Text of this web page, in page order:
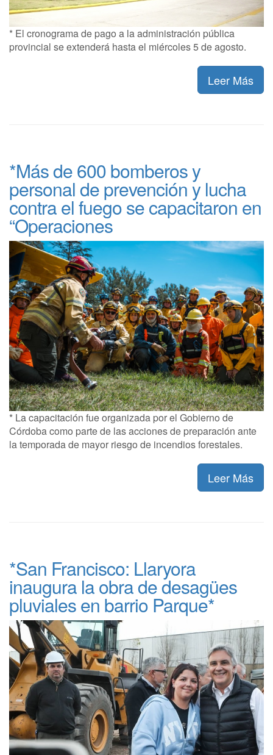
* El cronograma de pago a la administración pública
provincial se extenderá hasta el miércoles 5 de agosto.
Leer Más
*Más de 600 bomberos y
personal de prevención y lucha
contra el fuego se capacitaron en
“Operaciones
* La capacitación fue organizada por el Gobierno de
Córdoba como parte de las acciones de preparación ante
la temporada de mayor riesgo de incendios forestales.
Leer Más
*San Francisco: Llaryora
inaugura la obra de desagües
pluviales en barrio Parque*